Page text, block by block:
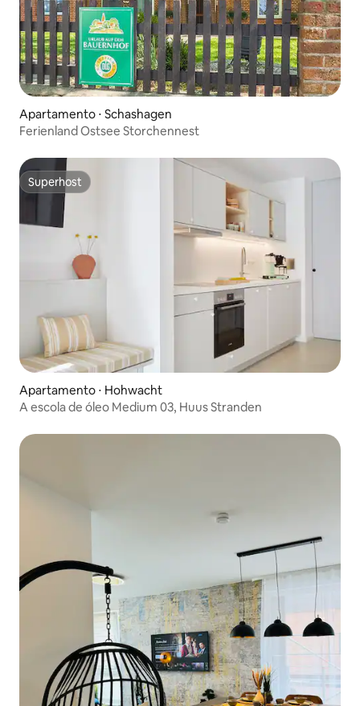
Apartamento ⋅ Schashagen
Ferienland Ostsee Storchennest
Superhost
Superhost
Apartamento ⋅ Hohwacht
A escola de óleo Medium 03, Huus Stranden